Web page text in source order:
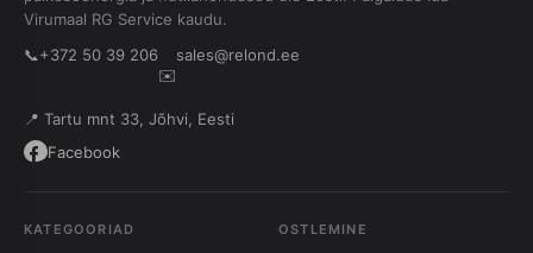
Virumaal RG Service kaudu.
📞+372 50 39 206
✉️
sales@relond.ee
📍 Tartu mnt 33, Jõhvi, Eesti
Facebook
KATEGOORIAD OSTLEMINE